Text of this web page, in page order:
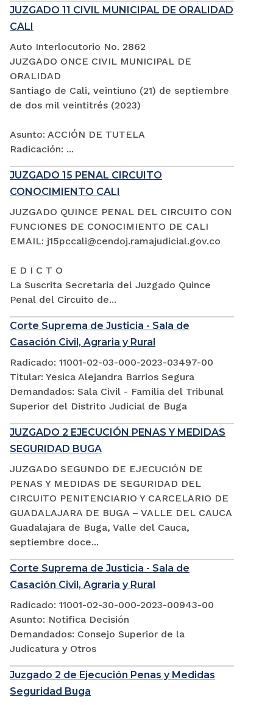
JUZGADO 11 CIVIL MUNICIPAL DE ORALIDAD
CALI
Auto Interlocutorio No. 2862
JUZGADO ONCE CIVIL MUNICIPAL DE
ORALIDAD
Santiago de Cali, veintiuno (21) de septiembre
de dos mil veintitrés (2023)
Asunto: ACCIÓN DE TUTELA
Radicación: ...
JUZGADO 15 PENAL CIRCUITO
CONOCIMIENTO CALI
JUZGADO QUINCE PENAL DEL CIRCUITO CON
FUNCIONES DE CONOCIMIENTO DE CALI
EMAIL: j15pccali@cendoj.ramajudicial.gov.co
E D I C T O
La Suscrita Secretaria del Juzgado Quince
Penal del Circuito de...
Corte Suprema de Justicia - Sala de
Casación Civil, Agraria y Rural
Radicado: 11001-02-03-000-2023-03497-00
Titular: Yesica Alejandra Barrios Segura
Demandados: Sala Civil - Familia del Tribunal
Superior del Distrito Judicial de Buga
JUZGADO 2 EJECUCIÓN PENAS Y MEDIDAS
SEGURIDAD BUGA
JUZGADO SEGUNDO DE EJECUCIÓN DE
PENAS Y MEDIDAS DE SEGURIDAD DEL
CIRCUITO PENITENCIARIO Y CARCELARIO DE
GUADALAJARA DE BUGA – VALLE DEL CAUCA
Guadalajara de Buga, Valle del Cauca,
septiembre doce...
Corte Suprema de Justicia - Sala de
Casación Civil, Agraria y Rural
Radicado: 11001-02-30-000-2023-00943-00
Asunto: Notifica Decisión
Demandados: Consejo Superior de la
Judicatura y Otros
Juzgado 2 de Ejecución Penas y Medidas
Seguridad Buga